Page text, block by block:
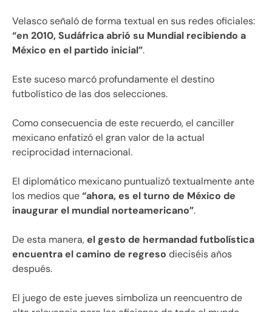
Velasco señaló de forma textual en sus redes oficiales:
“en 2010, Sudáfrica abrió su Mundial recibiendo a
México en el partido inicial”.
Este suceso marcó profundamente el destino
futbolístico de las dos selecciones.
Como consecuencia de este recuerdo, el canciller
mexicano enfatizó el gran valor de la actual
reciprocidad internacional.
El diplomático mexicano puntualizó textualmente ante
los medios que“ahora, es el turno de México de
inaugurar el mundial norteamericano”.
De esta manera,el gesto de hermandad futbolística
encuentra el camino de regreso dieciséis años
después.
El juego de este jueves simboliza un reencuentro de